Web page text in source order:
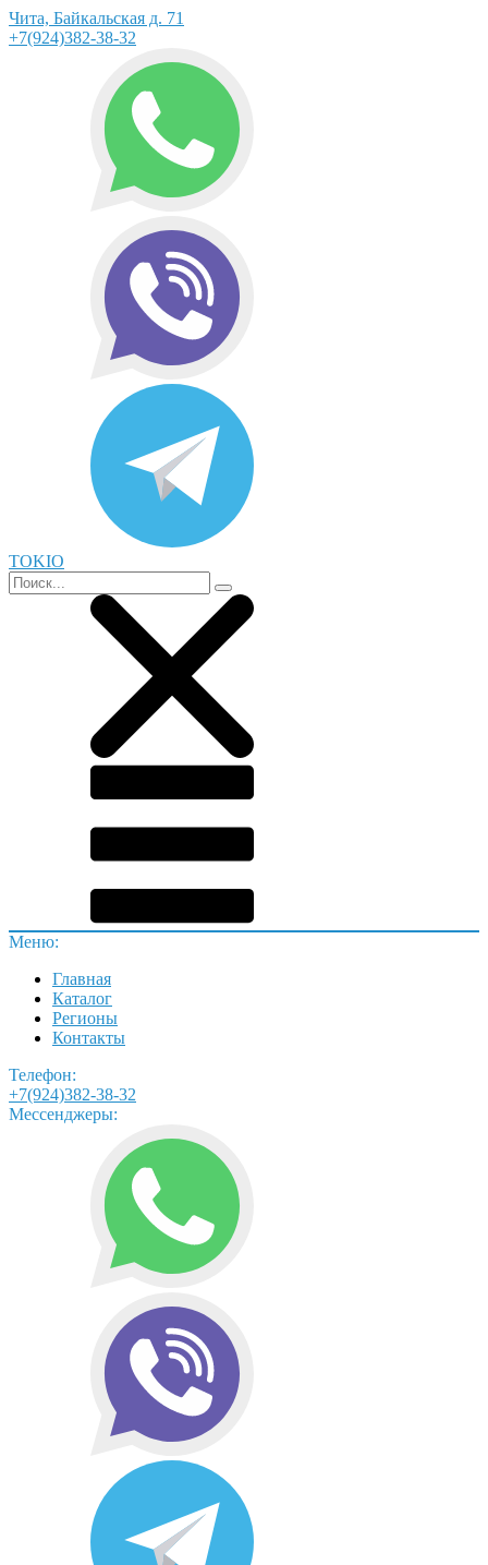
Чита, Байкальская д. 71
+7(924)382-38-32
TOKIO
Меню:
Главная
Каталог
Регионы
Контакты
Телефон:
+7(924)382-38-32
Мессенджеры: